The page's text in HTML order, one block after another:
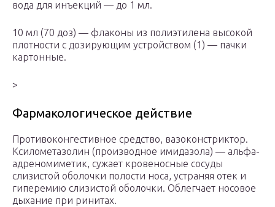
вода для инъекций — до 1 мл.
10 мл (70 доз) — флаконы из полиэтилена высокой
плотности с дозирующим устройством (1) — пачки
картонные.
>
Фармакологическое действие
Противоконгестивное средство, вазоконстриктор.
Ксилометазолин (производное имидазола) — альфа-
адреномиметик, сужает кровеносные сосуды
слизистой оболочки полости носа, устраняя отек и
гиперемию слизистой оболочки. Облегчает носовое
дыхание при ринитах.